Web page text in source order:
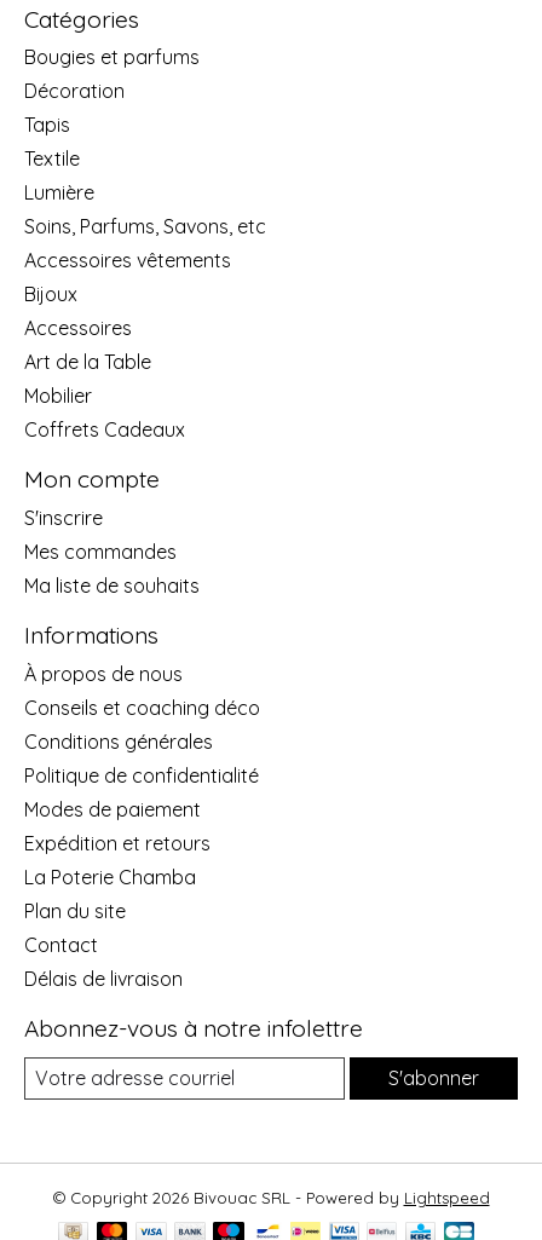
Catégories
Bougies et parfums
Décoration
Tapis
Textile
Lumière
Soins, Parfums, Savons, etc
Accessoires vêtements
Bijoux
Accessoires
Art de la Table
Mobilier
Coffrets Cadeaux
Mon compte
S'inscrire
Mes commandes
Ma liste de souhaits
Informations
À propos de nous
Conseils et coaching déco
Conditions générales
Politique de confidentialité
Modes de paiement
Expédition et retours
La Poterie Chamba
Plan du site
Contact
Délais de livraison
Abonnez-vous à notre infolettre
S'abonner
© Copyright 2026 Bivouac SRL - Powered by Lightspeed